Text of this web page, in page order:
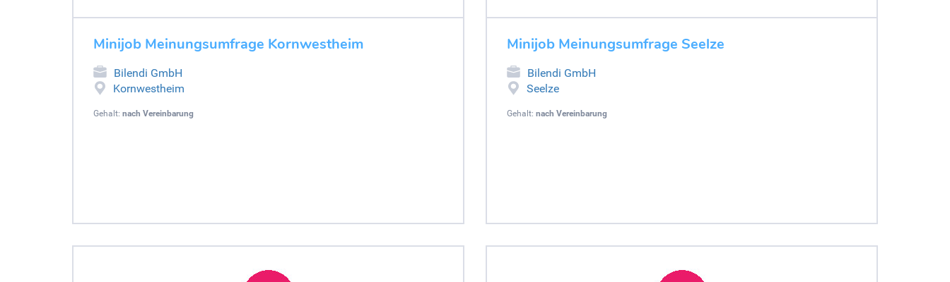
Minijob Meinungsumfrage Kornwestheim
Bilendi GmbH
Kornwestheim
Gehalt: nach Vereinbarung
Minijob Meinungsumfrage Seelze
Bilendi GmbH
Seelze
Gehalt: nach Vereinbarung